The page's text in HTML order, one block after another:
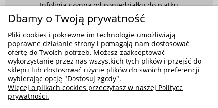
Infolinia czynna od poniedziałku do piątku
w godzinach 9.00 - 17.00
881 703 704
E-mail:sklep@fryda.com.pl
Sklepy stacjonarne:
ul. Składowa 26, 34-400 Nowy Targ
ul. Żywiecka 91, 43-300 Bielsko-Biała
Dbamy o Twoją prywatność
Pliki cookies i pokrewne im technologie umożliwiają
poprawne działanie strony i pomagają nam dostosować
ofertę do Twoich potrzeb. Możesz zaakceptować
wykorzystanie przez nas wszystkich tych plików i przejść do
sklepu lub dostosować użycie plików do swoich preferencji,
wybierając opcję "Dostosuj zgody".
Więcej o plikach cookies przeczytasz w naszej Polityce
prywatności.